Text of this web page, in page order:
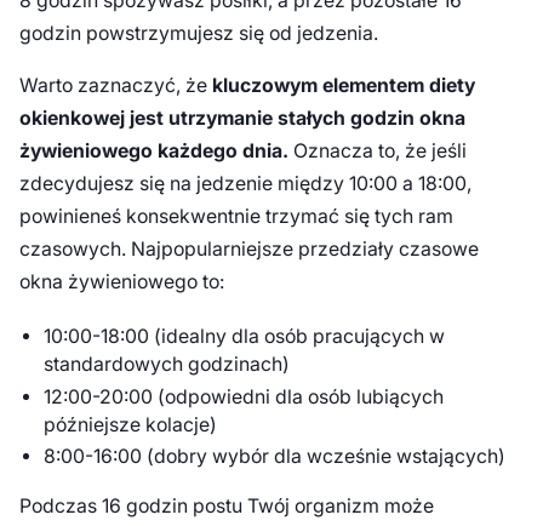
godzin powstrzymujesz się od jedzenia.
Warto zaznaczyć, że kluczowym elementem diety
okienkowej jest utrzymanie stałych godzin okna
żywieniowego każdego dnia. Oznacza to, że jeśli
zdecydujesz się na jedzenie między 10:00 a 18:00,
powinieneś konsekwentnie trzymać się tych ram
czasowych. Najpopularniejsze przedziały czasowe
okna żywieniowego to:
10:00-18:00 (idealny dla osób pracujących w
standardowych godzinach)
12:00-20:00 (odpowiedni dla osób lubiących
późniejsze kolacje)
8:00-16:00 (dobry wybór dla wcześnie wstających)
Podczas 16 godzin postu Twój organizm może